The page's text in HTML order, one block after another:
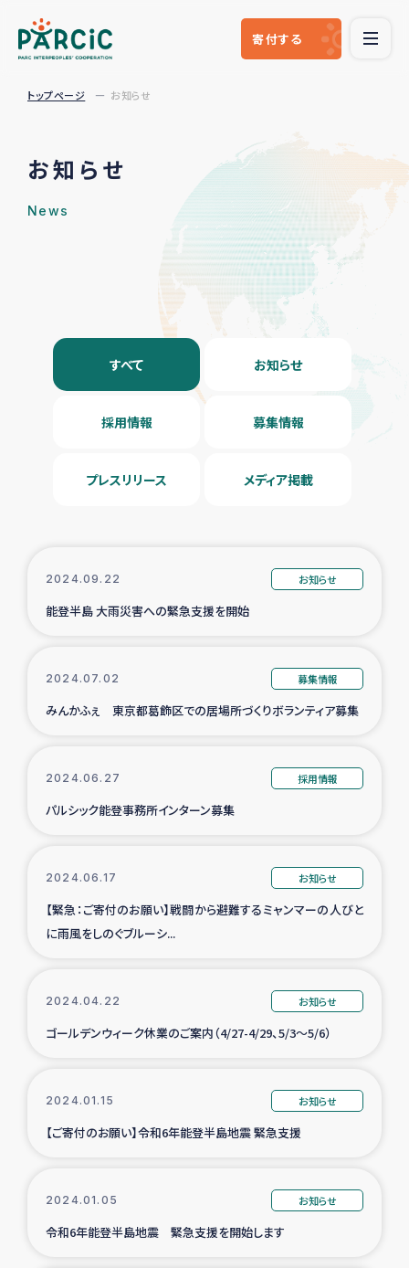
寄付する
トップページ お知らせ
お知らせ
News
すべて お知らせ
採用情報 募集情報
プレスリリース メディア掲載
2024.09.22 お知らせ
能登半島 大雨災害への緊急支援を開始
2024.07.02 募集情報
みんかふぇ 東京都葛飾区での居場所づくりボランティア募集
2024.06.27 採用情報
パルシック能登事務所インターン募集
2024.06.17 お知らせ
【緊急：ご寄付のお願い】戦闘から避難するミャンマーの人びと
に雨風をしのぐブルーシ...
2024.04.22 お知らせ
ゴールデンウィーク休業のご案内（4/27-4/29、5/3～5/6）
2024.01.15 お知らせ
【ご寄付のお願い】令和6年能登半島地震 緊急支援
2024.01.05 お知らせ
令和6年能登半島地震 緊急支援を開始します